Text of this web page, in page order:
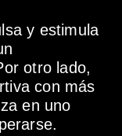
y estimula
otro lado,
con más
en uno